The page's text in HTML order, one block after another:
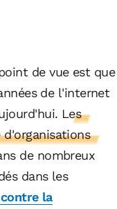
de vue est que
de l'internet
Les
de nombreux
dans les
la